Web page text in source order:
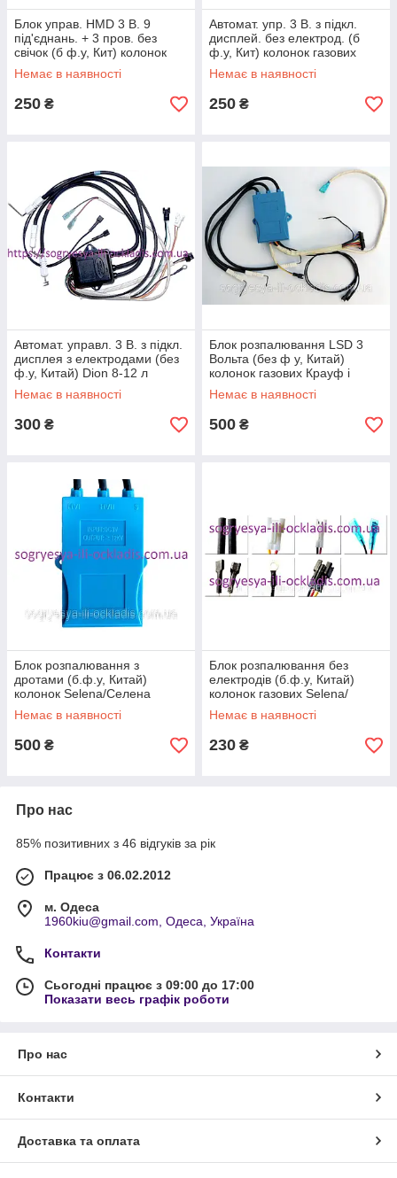
Блок управ. HMD 3 В. 9
під'єднань. + 3 пров. без
свічок (б ф.у, Кит) колонок
димохід, арт. H105.3, к.з.
1049/8
Немає в наявності
250 ₴
Автомат. упр. 3 В. з підкл.
дисплей. без електрод. (б
ф.у, Кит) колонок газових
димохід, к.з. 1049/1
Немає в наявності
250 ₴
Автомат. управл. 3 В. з підкл.
дисплея з електродами (без
ф.у, Китай) Dion 8-12 л
димохід. и др, к.з. 1049/2
Немає в наявності
300 ₴
Блок розпалювання LSD 3
Вольта (без ф у, Китай)
колонок газових Крауф і
Хайцен димохід, к.з. 1049/4
Немає в наявності
500 ₴
Блок розпалювання з
дротами (б.ф.у, Китай)
колонок Selena/Селена
E1/2/3/5 димохід, арт.
33.4222, к.з. 1049/5
Немає в наявності
500 ₴
Блок розпалювання без
електродів (б.ф.у, Китай)
колонок газових Selena/
Селена Е4, арт. 33.4530,
к.з.1049/6
Немає в наявності
230 ₴
Про нас
85% позитивних з 46 відгуків за рік
Працює з 06.02.2012
м. Одеса
1960kiu@gmail.com, Одеса, Україна
Контакти
Сьогодні працює з 09:00 до 17:00
Показати весь графік роботи
Про нас
Контакти
Доставка та оплата